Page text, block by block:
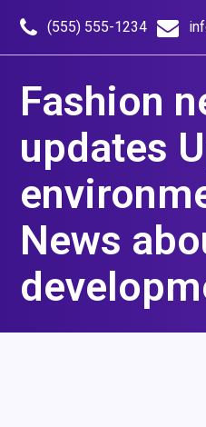
content
(555) 555-1234
Fashion
updates
News